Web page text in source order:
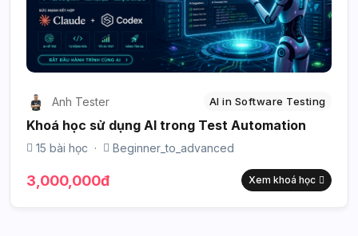
Anh Tester AI in Software Testing
Khoá học sử dụng AI trong Test Automation
15 bài học · Beginner_to_advanced
3,000,000đ Xem khoá học